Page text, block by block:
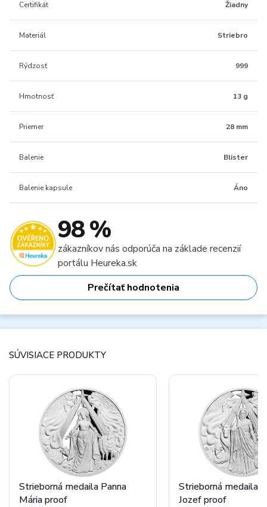
Certifikát Žiadny
Materiál Striebro
Rýdzosť 999
Hmotnosť 13 g
Priemer 28 mm
Balenie Blister
Balenie kapsule Áno
98 %
zákazníkov nás odporúča na základe recenzií
portálu Heureka.sk
Prečítať hodnotenia
SÚVISIACE PRODUKTY
Strieborná medaila Panna
Mária proof
Strieborná medaila
Jozef proof